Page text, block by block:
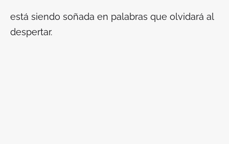
está siendo soñada en palabras que olvidará al
despertar.